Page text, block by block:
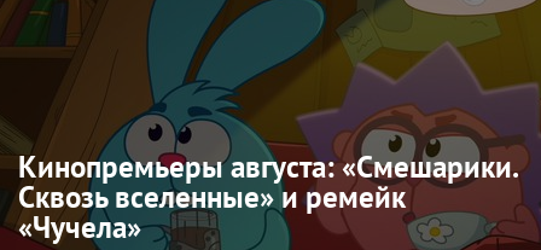
Кинопремьеры августа: «Смешарики.
Сквозь вселенные» и ремейк
«Чучела»